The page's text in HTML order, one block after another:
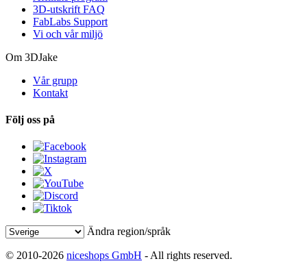
3D-utskrift FAQ
FabLabs Support
Vi och vår miljö
Om 3DJake
Vår grupp
Kontakt
Följ oss på
Ändra region/språk
© 2010-2026 niceshops GmbH - All rights reserved.